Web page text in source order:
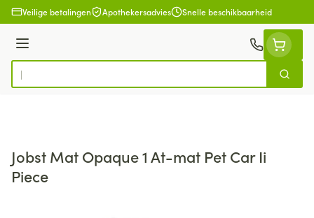
Ga naar de inhoud
Veilige betalingen Apothekersadvies Snelle beschikbaarheid
Menu
Product, merk, categorie...
Zoek
Jobst Mat Opaque 1 At-mat Pet Car Ii
Piece